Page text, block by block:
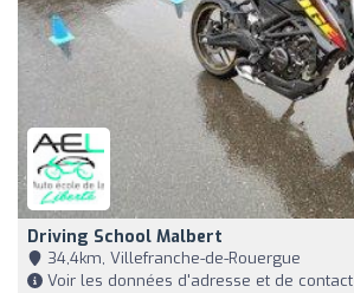
Driving School Malbert
34,4km, Villefranche-de-Rouergue
Voir les données d'adresse et de contact